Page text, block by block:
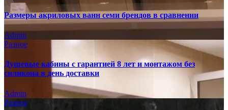
Размеры акриловых ванн семи брендов в сравнении
Admin
Разное
Душевые кабины с гарантией 8 лет и монтажом без
силикона в день доставки
Admin
Разное